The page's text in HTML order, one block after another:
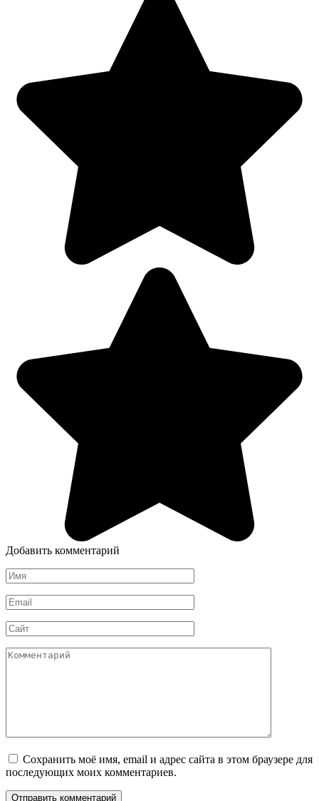
Добавить комментарий
Имя
*
Email
*
Сайт
Комментарий
Сохранить моё имя, email и адрес сайта в этом браузере для
последующих моих комментариев.